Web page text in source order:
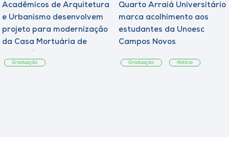
Acadêmicos de Arquitetura
e Urbanismo desenvolvem
projeto para modernização
da Casa Mortuária de
Graduação
Quarto Arraiá Universitário
marca acolhimento aos
estudantes da Unoesc
Campos Novos
Graduação Notícia